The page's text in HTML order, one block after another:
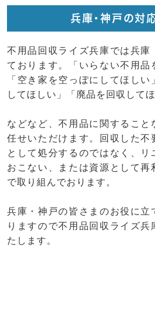
兵庫・神戸の対
不用品回収ライズ兵庫では兵庫
ております。「いらない不用品
「空き家を空っぽにしてほし
してほしい」「廃品を回収してほ
などなど、不用品に関すること
任せいただけます。回収した不
として処分するのではなく、リ
おこない、または資源として再
で取り組んでおります。
兵庫・神戸の皆さまのお役に立
りますので不用品回収ライズ兵
たします。